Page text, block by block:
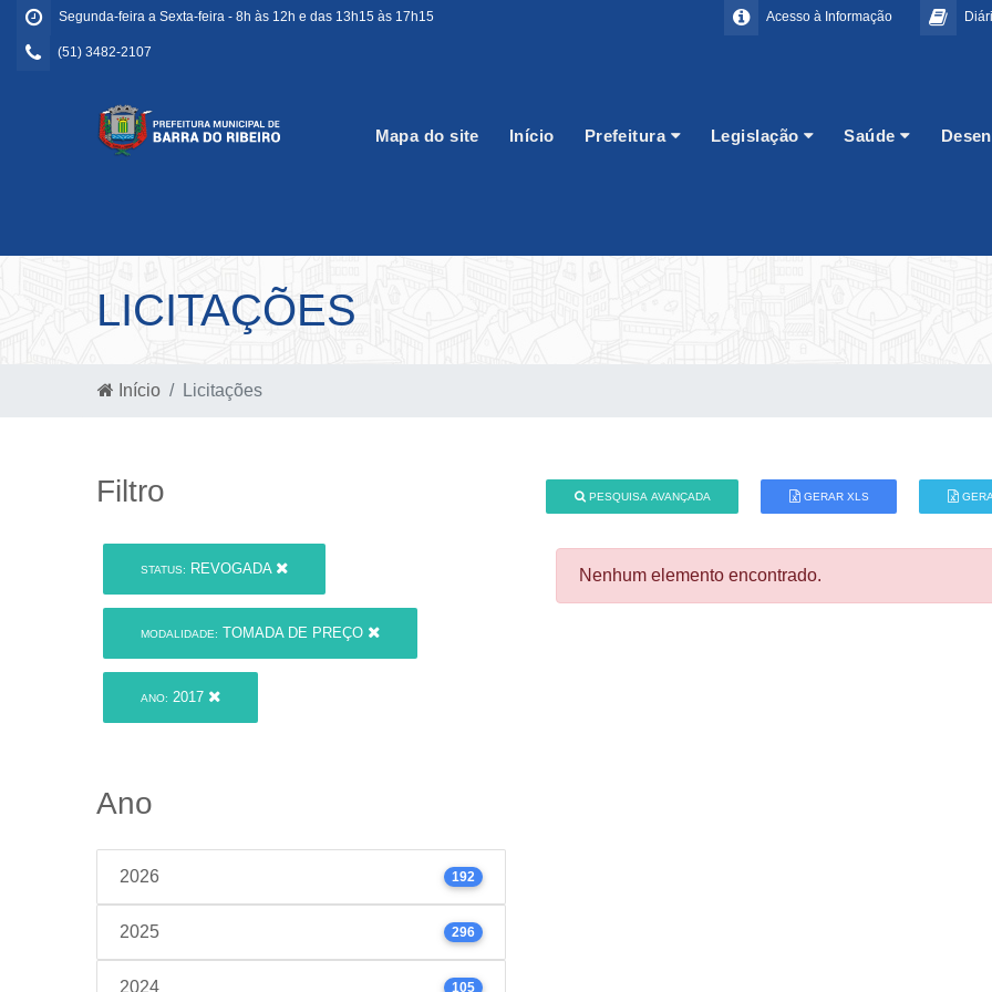
Segunda-feira a Sexta-feira - 8h às 12h e das 13h15 às 17h15
(51) 3482-2107
Acesso à Informação
Mapa do site Início Prefeitura Legislação Saúde
LICITAÇÕES
Início Licitações
Filtro
STATUS: REVOGADA
MODALIDADE: TOMADA DE PREÇO
ANO: 2017
Ano
2026 192
2025 296
2024 105
PESQUISA AVANÇADA GERAR XLS
Nenhum elemento encontrado.